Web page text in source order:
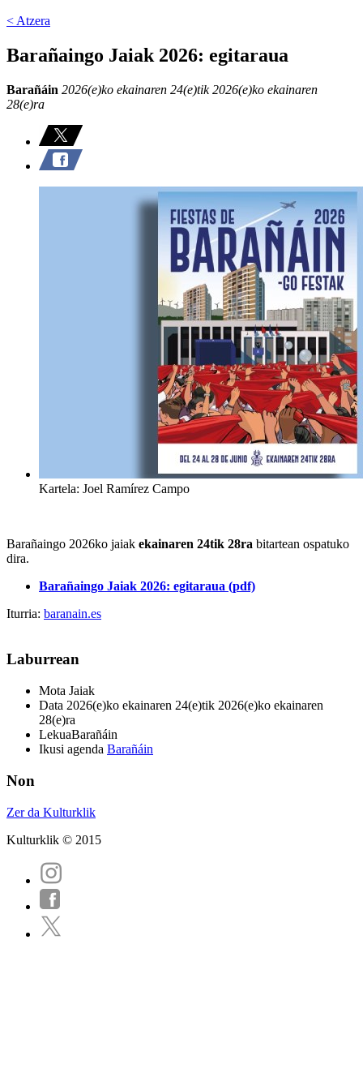
< Atzera
Barañaingo Jaiak 2026: egitaraua
Barañáin 2026(e)ko ekainaren 24(e)tik 2026(e)ko ekainaren
28(e)ra
Kartela: Joel Ramírez Campo
Barañaingo 2026ko jaiak ekainaren 24tik 28ra bitartean ospatuko
dira.
Barañaingo Jaiak 2026: egitaraua (pdf)
Iturria: baranain.es
Laburrean
Mota Jaiak
Data 2026(e)ko ekainaren 24(e)tik 2026(e)ko ekainaren
28(e)ra
LekuaBarañáin
Ikusi agenda Barañáin
Non
Zer da Kulturklik
Kulturklik © 2015